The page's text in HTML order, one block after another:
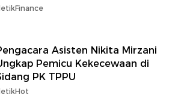
Asisten Nikita Mirzani
Pemicu Kekecewaan di
PK TPPU